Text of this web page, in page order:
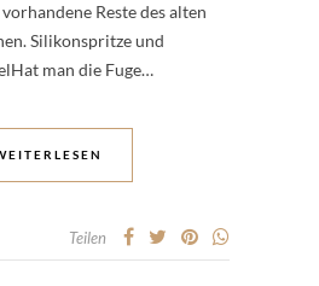
Reste des alten
Silikonspritze und
man die Fuge…
Teilen